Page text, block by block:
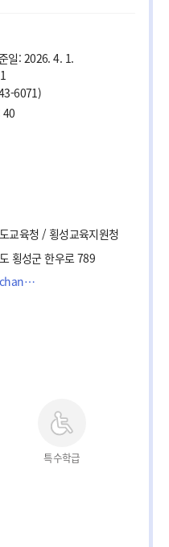
일: 2026. 4. 1.
6071)
40
교육청 / 횡성교육지원청
횡성군 한우로 789
http://www.changrim.es.kr
특수학급